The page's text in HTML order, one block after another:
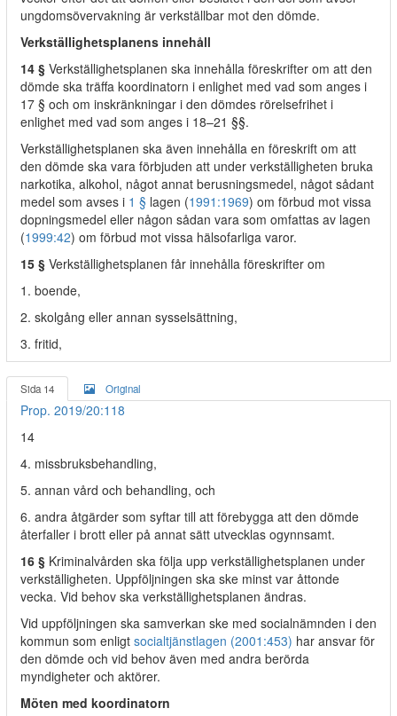
ungdomsövervakning är verkställbar mot den dömde.
Verkställighetsplanens innehåll
14 § Verkställighetsplanen ska innehålla föreskrifter om att den
dömde ska träffa koordinatorn i enlighet med vad som anges i
17 § och om inskränkningar i den dömdes rörelsefrihet i
enlighet med vad som anges i 18–21 §§.
Verkställighetsplanen ska även innehålla en föreskrift om att
den dömde ska vara förbjuden att under verkställigheten bruka
narkotika, alkohol, något annat berusningsmedel, något sådant
medel som avses i 1 § lagen (1991:1969) om förbud mot vissa
dopningsmedel eller någon sådan vara som omfattas av lagen
(1999:42) om förbud mot vissa hälsofarliga varor.
15 § Verkställighetsplanen får innehålla föreskrifter om
1. boende,
2. skolgång eller annan sysselsättning,
3. fritid,
Sida 14 Original
Prop. 2019/20:118
14
4. missbruksbehandling,
5. annan vård och behandling, och
6. andra åtgärder som syftar till att förebygga att den dömde
återfaller i brott eller på annat sätt utvecklas ogynnsamt.
16 § Kriminalvården ska följa upp verkställighetsplanen under
verkställigheten. Uppföljningen ska ske minst var åttonde
vecka. Vid behov ska verkställighetsplanen ändras.
Vid uppföljningen ska samverkan ske med socialnämnden i den
kommun som enligt socialtjänstlagen (2001:453) har ansvar för
den dömde och vid behov även med andra berörda
myndigheter och aktörer.
Möten med koordinatorn